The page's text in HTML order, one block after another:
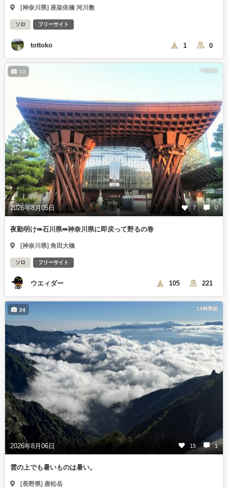
[神奈川県] 座架依橋 河川敷
ソロ フリーサイト
tottoko 1 0
7時間前
2026年8月05日 7 0
53
夜勤明け⇛石川県⇛神奈川県に即戻って野るの巻
[神奈川県] 角田大橋
ソロ フリーサイト
ウエィダー 105 221
19時間前
2026年8月06日 15 1
24
雲の上でも暑いものは暑い。
[長野県] 唐松岳